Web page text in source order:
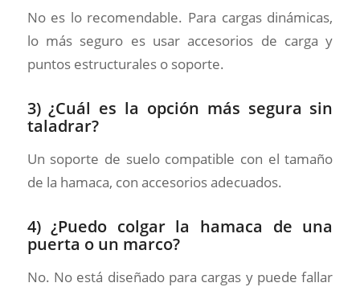
No es lo recomendable. Para cargas dinámicas,
lo más seguro es usar accesorios de carga y
puntos estructurales o soporte.
3) ¿Cuál es la opción más segura sin
taladrar?
Un soporte de suelo compatible con el tamaño
de la hamaca, con accesorios adecuados.
4) ¿Puedo colgar la hamaca de una
puerta o un marco?
No. No está diseñado para cargas y puede fallar